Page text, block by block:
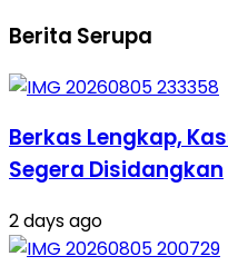
Berita Serupa
Berkas Lengkap,
Segera Disidangkan
2 days ago